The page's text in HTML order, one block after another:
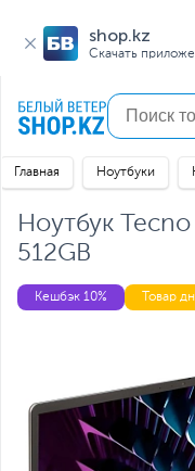
shop.kz
Скачать
Главная Ноутбуки
Ноутбук Tecno
512GB
Кешбэк 10% Товар